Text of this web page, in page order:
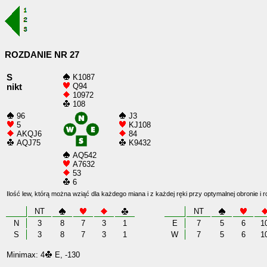
ROZDANIE NR 27
S
nikt
K1087
Q94
10972
108
96
5
AKQJ6
AQJ75
J3
KJ108
84
K9432
AQ542
A7632
53
6
Ilość lew, którą można wziąć dla każdego miana i z każdej ręki przy optymalnej obronie i
NT
NT
N
3 8 7 3 1 E 7 5 6
S
3 8 7 3 1 W 7 5 6
Minimax: 4 E, -130